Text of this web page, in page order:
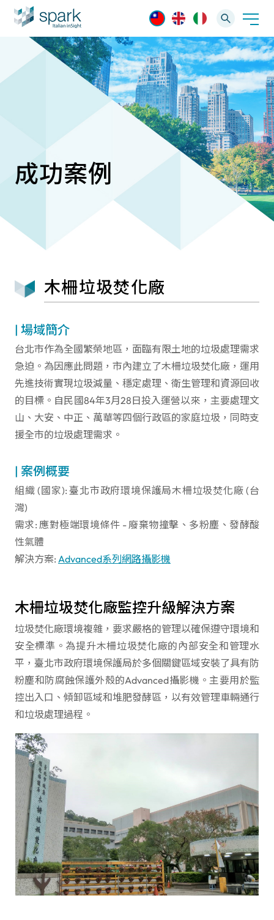
AI VMS 影像管理平台
AI 一站式解決方案
輕量化監控(16-32路)
大範圍監控(64-256路)
技術支援
成功案例
木柵垃圾焚化廠
| 場域簡介
台北市作為全國繁榮地區，面臨有限土地的垃圾處理需求
急迫。為因應此問題，市內建立了木柵垃圾焚化廠，運用
先進技術實現垃圾減量、穩定處理、衛生管理和資源回收
的目標。自民國84年3月28日投入運營以來，主要處理文
山、大安、中正、萬華等四個行政區的家庭垃圾，同時支
援全市的垃圾處理需求。
| 案例概要
組織 (國家): 臺北市政府環境保護局木柵垃圾焚化廠 (台
灣)
需求: 應對極端環境條件 - 廢棄物撞擊、多粉塵、發酵酸
性氣體
解決方案: Advanced系列網路攝影機
木柵垃圾焚化廠監控升級解決方案
垃圾焚化廠環境複雜，要求嚴格的管理以確保遵守環境和
安全標準。為提升木柵垃圾焚化廠的內部安全和管理水
平，臺北市政府環境保護局於多個關鍵區域安裝了具有防
粉塵和防腐蝕保護外殼的Advanced攝影機。主要用於監
控出入口、傾卸區域和堆肥發酵區，以有效管理車輛通行
和垃圾處理過程。